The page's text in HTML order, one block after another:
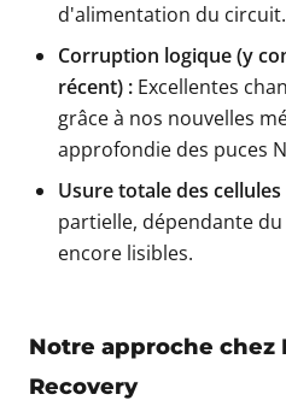
d'alimentation du circuit.
Corruption logique (y
récent) : Excellentes
grâce à nos nouvelles
approfondie des puces
Usure totale des
partielle, dépendante
encore lisibles.
Notre approche chez
Recovery